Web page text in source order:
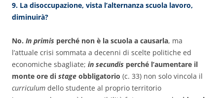
9. La disoccupazione, vista l’alternanza scuola lavoro,
diminuirà?
No. In primis perché non è la scuola a causarla, ma
l’attuale crisi sommata a decenni di scelte politiche ed
economiche sbagliate; in secundis perché l’aumentare il
monte ore di stage obbligatorio (c. 33) non solo vincola il
curriculum dello studente al proprio territorio